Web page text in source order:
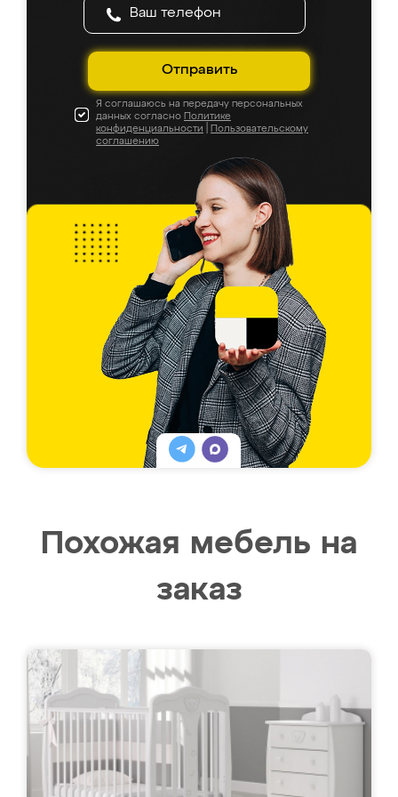
Отправить
Я соглашаюсь на передачу персональных
данных согласно Политике
конфиденциальности
Пользовательскому
соглашению
Похожая мебель на
заказ